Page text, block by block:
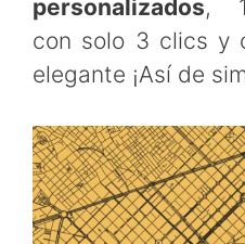
personalizados,
con solo 3 clics y
elegante ¡Así de